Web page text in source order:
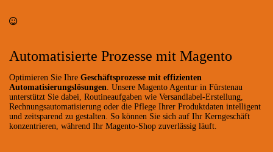
Automatisierte Prozesse mit Magento
Optimieren Sie Ihre Geschäftsprozesse mit effizienten
Automatisierungslösungen . Unsere Magento Agentur in Fürstenau
unterstützt Sie dabei, Routineaufgaben wie Versandlabel-Erstellung,
Rechnungsautomatisierung oder die Pflege Ihrer Produktdaten intelligent
und zeitsparend zu gestalten. So können Sie sich auf Ihr Kerngeschäft
konzentrieren, während Ihr Magento-Shop zuverlässig läuft.